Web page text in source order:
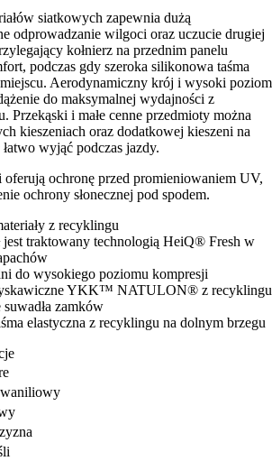
siatkowych zapewnia dużą
odprowadzanie wilgoci oraz uczucie drugiej
kołnierz na przednim panelu
podczas gdy szeroka silikonowa taśma
Aerodynamiczny krój i wysoki poziom
do maksymalnej wydajności z
Przekąski i małe cenne przedmioty można
kieszeniach oraz dodatkowej kieszeni na
wyjąć podczas jazdy.
oferują ochronę przed promieniowaniem UV,
ochrony słonecznej pod spodem.
z recyklingu
jest traktowany technologią HeiQ® Fresh w
do wysokiego poziomu kompresji
YKK™ NATULON® z recyklingu
zamków
elastyczna z recyklingu na dolnym brzegu